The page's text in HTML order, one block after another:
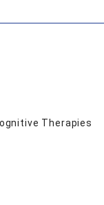
Therapies